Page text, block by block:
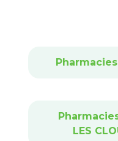
Pharmacies
LES